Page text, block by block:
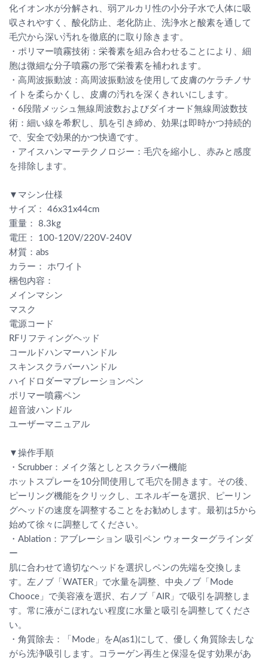
化イオン水が分解され、弱アルカリ性の小分子水で人体に吸
収されやすく、酸化防止、老化防止、洗浄水と酸素を通して
毛穴から深い汚れを徹底的に取り除きます。
・ポリマー噴霧技術：栄養素を組み合わせることにより、細
胞は微細な分子噴霧の形で栄養素を補われます。
・高周波振動波：高周波振動波を使用して皮膚のケラチノサ
イトを柔らかくし、皮膚の汚れを深くきれいにします。
・6段階メッシュ無線周波数およびダイオード無線周波数技
術：細い線を希釈し、肌を引き締め、効果は即時かつ持続的
で、安全で効果的かつ快適です。
・アイスハンマーテクノロジー：毛穴を縮小し、赤みと感度
を排除します。
▼マシン仕様
サイズ： 46x31x44cm
重量： 8.3kg
電圧： 100-120V/220V-240V
材質：abs
カラー： ホワイト
梱包内容：
メインマシン
マスク
電源コード
RFリフティングヘッド
コールドハンマーハンドル
スキンスクラバーハンドル
ハイドロダーマブレーションペン
ポリマー噴霧ペン
超音波ハンドル
ユーザーマニュアル
▼操作手順
・Scrubber：メイク落としとスクラバー機能
ホットスプレーを10分間使用して毛穴を開きます。その後、
ピーリング機能をクリックし、エネルギーを選択、ピーリン
グヘッドの速度を調整することをお勧めします。最初は5から
始めて徐々に調整してください。
・Ablation：アブレーション 吸引ペン ウォーターグラインダ
ー
肌に合わせて適切なヘッドを選択しペンの先端を交換しま
す。左ノブ「WATER」で水量を調整、中央ノブ「Mode
Chooce」で美容液を選択、右ノブ「AIR」で吸引を調整しま
す。常に液がこぼれない程度に水量と吸引を調整してくださ
い。
・角質除去：「Mode」をA(as1)にして、優しく角質除去しな
がら洗浄吸引します。コラーゲン再生と保湿を促す効果があ